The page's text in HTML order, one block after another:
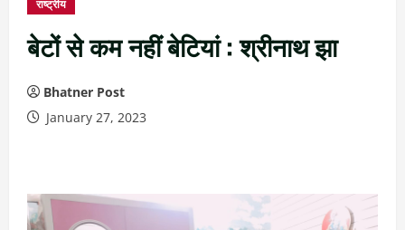
राष्ट्रीय
बेटों से कम नहीं बेटियां : श्रीनाथ झा
Bhatner Post
January 27, 2023